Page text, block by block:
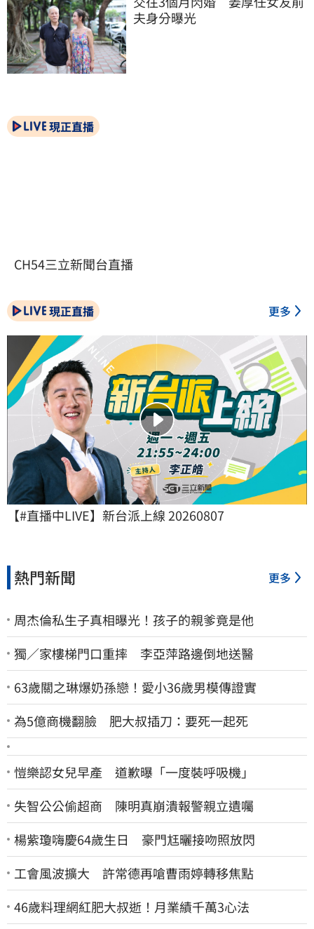
夫身分曝光
現正直播
CH54三立新聞台直播
現正直播 更多
【#直播中LIVE】新台派上線 20260807
熱門新聞 更多
周杰倫私生子真相曝光！孩子的親爹竟是他
獨／家樓梯門口重摔 李亞萍路邊倒地送醫
63歲關之琳爆奶孫戀！愛小36歲男模傳證實
為5億商機翻臉 肥大叔插刀：要死一起死
愷樂認女兒早產 道歉曝「一度裝呼吸機」
失智公公偷超商 陳明真崩潰報警親立遺囑
楊紫瓊嗨慶64歲生日 豪門尪曬接吻照放閃
工會風波擴大 許常德再嗆曹雨婷轉移焦點
46歲料理網紅肥大叔逝！月業績千萬3心法